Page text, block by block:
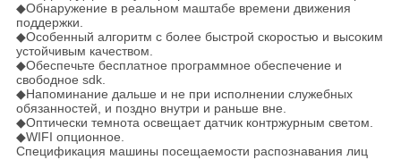
◆Обнаружение в реальном маштабе времени движения
поддержки.
◆Особенный алгоритм с более быстрой скоростью и высоким
устойчивым качеством.
◆Обеспечьте бесплатное программное обеспечение и
свободное sdk.
◆Напоминание дальше и не при исполнении служебных
обязанностей, и поздно внутри и раньше вне.
◆Оптически темнота освещает датчик контржурным светом.
◆WIFI опционное.
Спецификация машины посещаемости распознавания лиц